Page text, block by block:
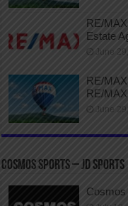
RE/
Estate
June
RE/
RE/
June
COSMOS SPORTS – JD SPORTS